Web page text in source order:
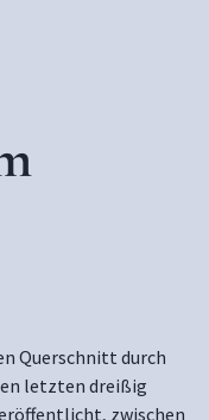
Querschnitt durch
letzten dreißig
zwischen